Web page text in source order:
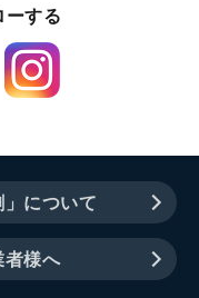
ーする
について
者様へ